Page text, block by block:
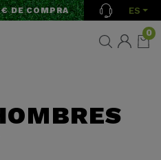
COMPRA ES
0